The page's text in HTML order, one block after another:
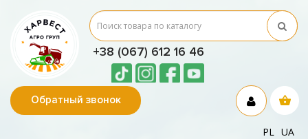
+38 (067) 612 16 46
Обратный звонок
PL UA